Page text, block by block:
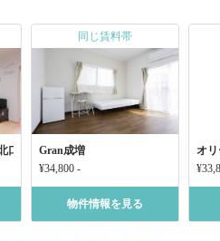
口 Music
同じ賃料帯
Gran成増
¥34,800 -
物件情報を見る
オ